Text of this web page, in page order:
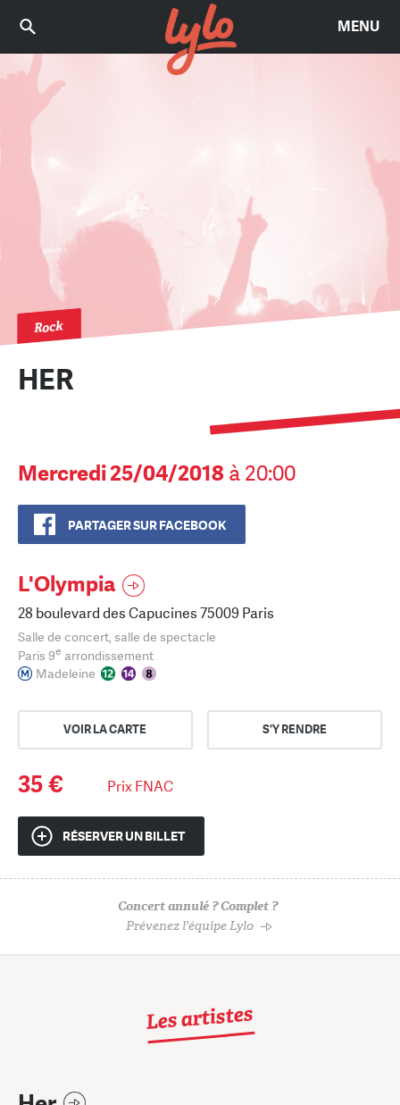
MENU
Rock
HER
Mercredi 25/04/2018 à 20:00
PARTAGER SUR FACEBOOK
L'Olympia
28 boulevard des Capucines 75009 Paris
Salle de concert, salle de spectacle
Paris 9e arrondissement
Madeleine
VOIR LA CARTE S'Y RENDRE
35 € Prix FNAC
RÉSERVER UN BILLET
Concert annulé ? Complet ?
Prévenez l'équipe Lylo
Les artistes